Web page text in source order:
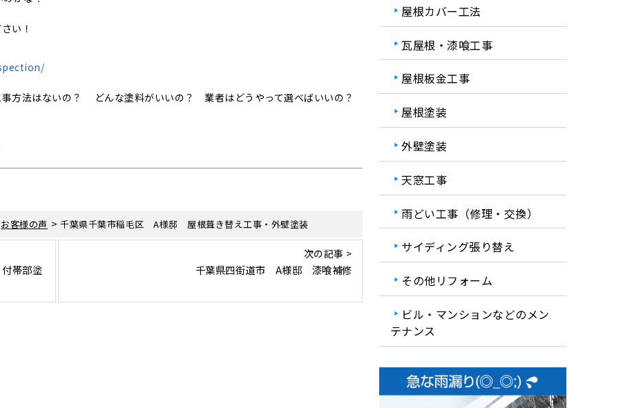
い！
方法はないの？ どんな塗料がいいの？ 業者はどうやって選べばいいの？
お客様の声 >千葉県千葉市稲毛区 A様邸 屋根葺き替え工事・外壁塗装
帯部塗
次の記事 >
千葉県四街道市 A様邸 漆喰補修
屋根カバー工法
瓦屋根・漆喰工事
屋根板金工事
屋根塗装
外壁塗装
天窓工事
雨どい工事（修理・交換）
サイディング張り替え
その他リフォーム
ビル・マンションなどのメン
テナンス